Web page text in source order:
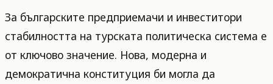
За българските предприемачи и инвеститори
стабилността на турската политическа система е
от ключово значение. Нова, модерна и
демократична конституция би могла да